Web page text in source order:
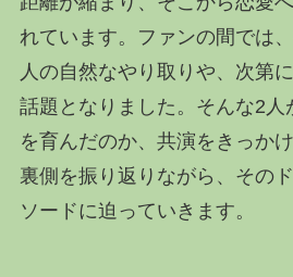
れています。ファンの間では
人の自然なやり取りや、次第
話題となりました。そんな2人
を育んだのか、共演をきっか
裏側を振り返りながら、その
ソードに迫っていきます。